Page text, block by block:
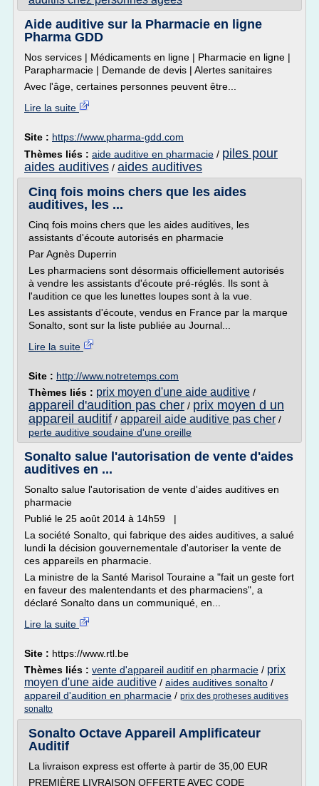
Aide auditive sur la Pharmacie en ligne
Pharma GDD
Nos services | Médicaments en ligne | Pharmacie en ligne |
Parapharmacie | Demande de devis | Alertes sanitaires
Avec l'âge, certaines personnes peuvent être...
Lire la suite
Site : https://www.pharma-gdd.com
Thèmes liés : aide auditive en pharmacie / piles pour
aides auditives / aides auditives
Cinq fois moins chers que les aides
auditives, les ...
Cinq fois moins chers que les aides auditives, les
assistants d'écoute autorisés en pharmacie
Par Agnès Duperrin
Les pharmaciens sont désormais officiellement autorisés
à vendre les assistants d'écoute pré-réglés. Ils sont à
l'audition ce que les lunettes loupes sont à la vue.
Les assistants d'écoute, vendus en France par la marque
Sonalto, sont sur la liste publiée au Journal...
Lire la suite
Site : http://www.notretemps.com
Thèmes liés : prix moyen d'une aide auditive /
appareil d'audition pas cher / prix moyen d un
appareil auditif / appareil aide auditive pas cher /
perte auditive soudaine d'une oreille
Sonalto salue l'autorisation de vente d'aides
auditives en ...
Sonalto salue l'autorisation de vente d'aides auditives en
pharmacie
Publié le 25 août 2014 à 14h59 |
La société Sonalto, qui fabrique des aides auditives, a salué
lundi la décision gouvernementale d'autoriser la vente de
ces appareils en pharmacie.
La ministre de la Santé Marisol Touraine a "fait un geste fort
en faveur des malentendants et des pharmaciens", a
déclaré Sonalto dans un communiqué, en...
Lire la suite
Site : https://www.rtl.be
Thèmes liés : vente d'appareil auditif en pharmacie / prix
moyen d'une aide auditive / aides auditives sonalto /
appareil d'audition en pharmacie / prix des protheses auditives
sonalto
Sonalto Octave Appareil Amplificateur
Auditif
La livraison express est offerte à partir de 35,00 EUR
PREMIÈRE LIVRAISON OFFERTE AVEC CODE